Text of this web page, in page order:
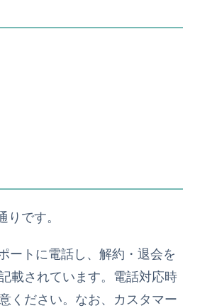
です。
ートに電話し、解約・退会を
載されています。電話対応時
ください。なお、カスタマー